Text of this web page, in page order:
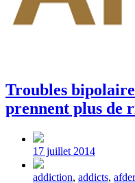
Troubles
prennent plus de
Post
date
17 juillet 2014
Tagged
addiction, addicts, afder